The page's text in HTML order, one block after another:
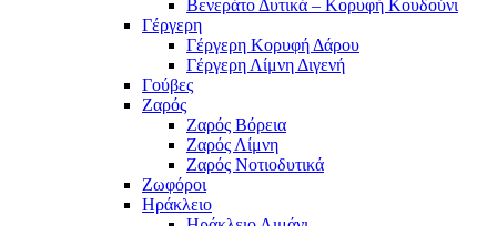
Βενεράτο Δυτικά – Κορυφή Κουδούνι
Γέργερη
Γέργερη Κορυφή Δάρου
Γέργερη Λίμνη Διγενή
Γούβες
Ζαρός
Ζαρός Βόρεια
Ζαρός Λίμνη
Ζαρός Νοτιοδυτικά
Ζωφόροι
Ηράκλειο